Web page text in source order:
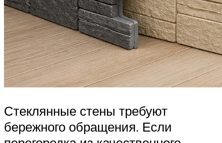
Стеклянные стены требуют
бережного обращения. Если